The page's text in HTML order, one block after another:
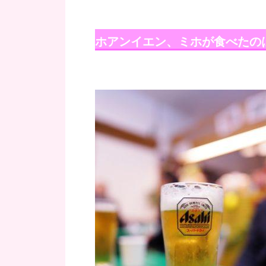
ホアンイエン、ミホが食べたの